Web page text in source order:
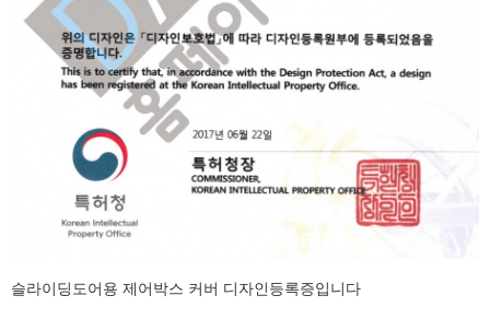
슬라이딩도어용 제어박스 커버 디자인등록증입니다